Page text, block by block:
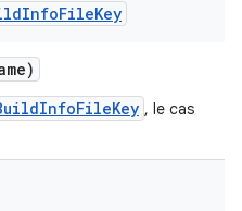
InfoFileKey
, le cas